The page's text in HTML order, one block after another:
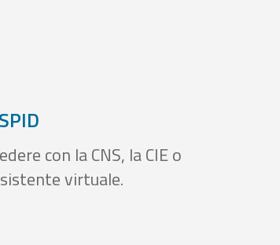
con la CNS, la CIE o
virtuale.